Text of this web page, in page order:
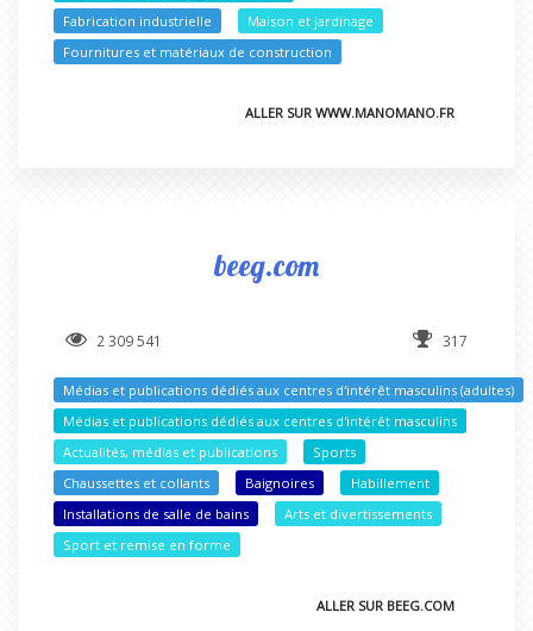
Fabrication industrielle
Maison et jardinage
Fournitures et matériaux de construction
ALLER SUR WWW.MANOMANO.FR
beeg.com
2 309 541 317
Médias et publications dédiés aux centres d'intérêt masculins (adultes)
Médias et publications dédiés aux centres d'intérêt masculins
Actualités, médias et publications
Sports
Chaussettes et collants
Baignoires
Habillement
Installations de salle de bains
Arts et divertissements
Sport et remise en forme
ALLER SUR BEEG.COM